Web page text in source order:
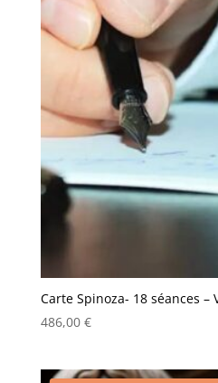
Carte Spinoza- 18 séances –
486,00 €